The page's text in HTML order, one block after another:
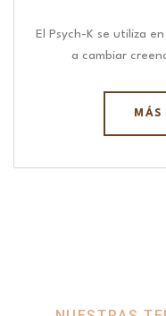
El Psych-K se utiliza
a cambiar